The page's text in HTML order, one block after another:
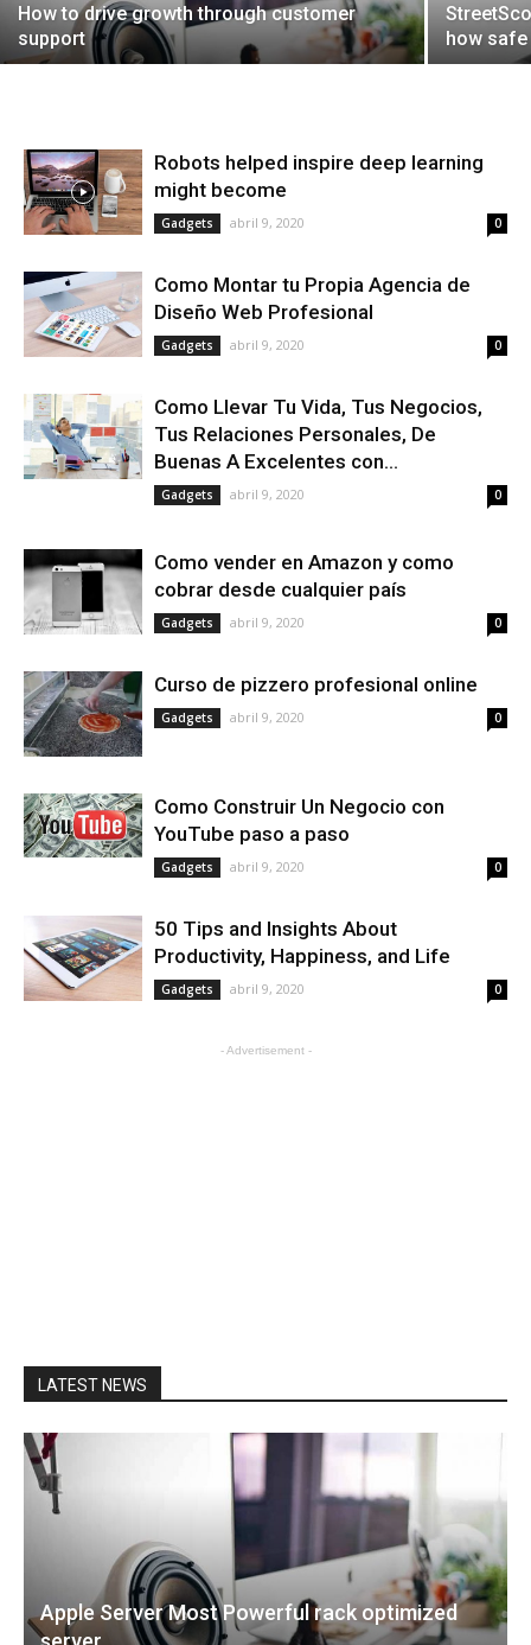
How to drive growth through customer
support
how
Robots helped inspire deep learning
might become
Gadgets abril 9, 2020 0
Como Montar tu Propia Agencia de
Diseño Web Profesional
Gadgets abril 9, 2020 0
Como Llevar Tu Vida, Tus Negocios,
Tus Relaciones Personales, De
Buenas A Excelentes con...
Gadgets abril 9, 2020 0
Como vender en Amazon y como
cobrar desde cualquier país
Gadgets abril 9, 2020 0
Curso de pizzero profesional online
Gadgets abril 9, 2020 0
Como Construir Un Negocio con
YouTube paso a paso
Gadgets abril 9, 2020 0
50 Tips and Insights About
Productivity, Happiness, and Life
Gadgets abril 9, 2020 0
- Advertisement -
LATEST NEWS
Apple Server Most Powerful rack optimized